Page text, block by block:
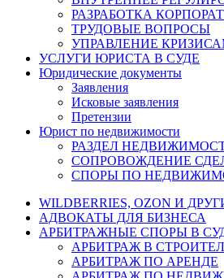
РАЗРАБОТКА
ТРУДОВЫЕ ВОПРОСЫ
УПРАВЛЕНИЕ
УСЛУГИ ЮРИСТА В СУДЕ
Юридические документы
Заявления
Исковые заявления
Претензии
Юрист по недвижимости
РАЗДЕЛ
СОПРОВОЖДЕНИЕ
СПОРЫ ПО
WILDBERRIES, OZON И
АДВОКАТЫ ДЛЯ БИЗНЕСА
АРБИТРАЖНЫЕ СПОРЫ В
АРБИТРАЖ В
АРБИТРАЖ ПО АРЕНДЕ